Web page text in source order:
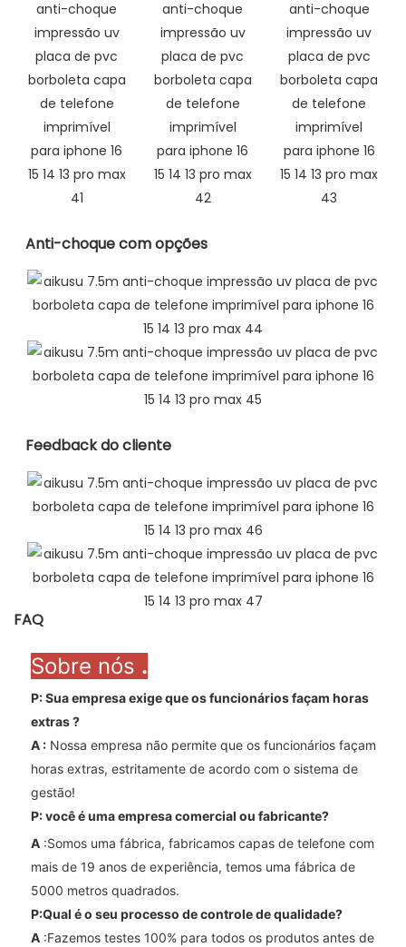
Anti-choque com opções
Feedback do cliente
FAQ
Sobre nós .
P: Sua empresa exige que os funcionários façam horas
extras?
A : Nossa empresa não permite que os funcionários façam
horas extras, estritamente de acordo com o sistema de
gestão!
P: você é uma empresa comercial ou fabricante?
A :Somos uma fábrica, fabricamos capas de telefone com
mais de 19 anos de experiência, temos uma fábrica de
5000 metros quadrados.
P:Qual é o seu processo de controle de qualidade?
A :Fazemos testes 100% para todos os produtos antes de